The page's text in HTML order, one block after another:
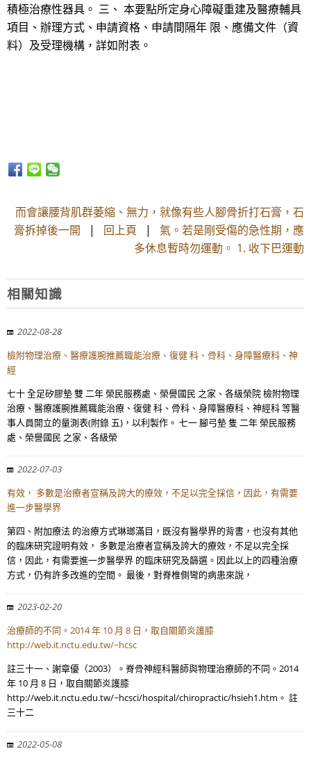
積極治療性器具。 三、 本要點所定身心障礙重建及醫療輔具
項目、辦理方式、申請資格、申請間隔年 限、應備文件（資
料）及受理機構，詳如附表。
而會讓腰背肌群萎縮、無力，就像有些人腳骨折打石膏，石
膏拆掉後一開 | 回上頁 | 氣。若是剛受傷的急性期，應
多休息暫時勿運動。 1. 收下巴運動
相關知識
2022-08-28
檢附物理治療、醫療護腕推薦職能治療、復健 科、骨科、身障醫療科、神
經
七十 全足矽膠墊 雙 二年 榮民服務處、榮譽國民 之家、各級榮院 檢附物理
治療、醫療護腕推薦職能治療、復健 科、骨科、身障醫療科、神經科 等醫
事人員開立的量測表(附錄 五)，以利製作。 七一 腳弓墊 隻 二年 榮民服務
處、榮譽國民 之家、各級榮
2022-07-03
有效， 多數是治療者宣稱及誇大的療效，不足以完全採信，因此，有需要
進一步醫學界
第四、附加療法 的治療方式琳瑯滿目，既沒有醫學界的背書，也沒有其他
的臨床研究證明有效， 多數是治療者宣稱及誇大的療效，不足以完全採
信，因此，有需要進一步醫學界 的臨床研究及篩選。因此以上的四種治療
方式，仍有許多改進的空間。 最後，對脊椎側彎的病患來說，
2023-02-20
治療師的不同。2014 年 10 月 8 日，取自關節炎護膝
http://web.it.nctu.edu.tw/~hcsc
註三十一、謝章優（2003）。脊骨神經科醫師與物理治療師的不同。2014
年 10 月 8 日，取自關節炎護膝
http://web.it.nctu.edu.tw/~hcsci/hospital/chiropractic/hsieh1.htm。 註
三十二
2022-05-08